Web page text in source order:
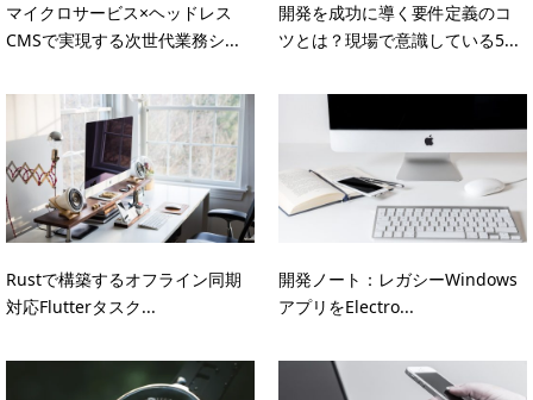
マイクロサービス×ヘッドレス
CMSで実現する次世代業務シ...
開発を成功に導く要件定義のコ
ツとは？現場で意識している5...
Rustで構築するオフライン同期
対応Flutterタスク...
開発ノート：レガシーWindows
アプリをElectro...